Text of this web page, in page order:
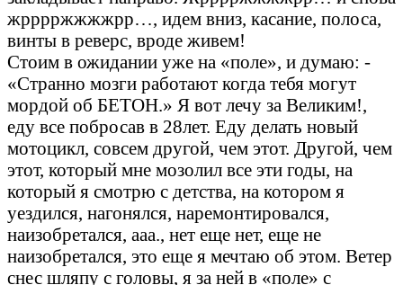
жрррржжжжрр…, идем вниз, касание, полоса,
винты в реверс, вроде живем!
Стоим в ожидании уже на «поле», и думаю: -
«Странно мозги работают когда тебя могут
мордой об БЕТОН.» Я вот лечу за Великим!,
еду все побросав в 28лет. Еду делать новый
мотоцикл, совсем другой, чем этот. Другой, чем
этот, который мне мозолил все эти годы, на
который я смотрю с детства, на котором я
уездился, нагонялся, наремонтировался,
наизобретался, ааа., нет еще нет, еще не
наизобретался, это еще я мечтаю об этом. Ветер
снес шляпу с головы, я за ней в «поле» с